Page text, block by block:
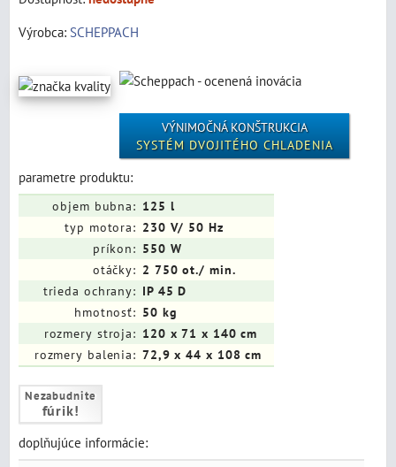
Výrobca: SCHEPPACH
VÝNIMOČNÁ KONŠTRUKCIA
SYSTÉM DVOJITÉHO CHLADENIA
parametre produktu:
objem bubna: 125 l
typ motora: 230 V/ 50 Hz
príkon: 550 W
otáčky: 2 750 ot./ min.
trieda ochrany: IP 45 D
hmotnosť: 50 kg
rozmery stroja: 120 x 71 x 140 cm
rozmery balenia: 72,9 x 44 x 108 cm
Nezabudnite
fúrik!
doplňujúce informácie: